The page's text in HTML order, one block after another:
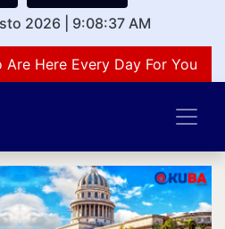
2026
9:08:37 AM
Are Here Every Day For You